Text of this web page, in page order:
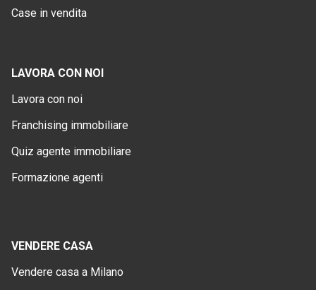
Case in vendita
LAVORA CON NOI
Lavora con noi
Franchising immobiliare
Quiz agente immobiliare
Formazione agenti
VENDERE CASA
Vendere casa a Milano